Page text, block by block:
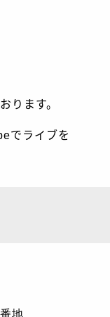
ります。
でライブを
地